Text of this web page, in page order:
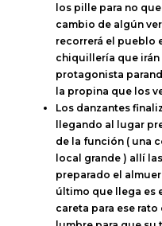
los pille para no
cambio de algún
recorrerá el pueblo
chiquillería que
protagonista
la propina que los
Los danzantes
llegando al lugar
de la función ( una
local grande ) allí
preparado el
último que llega es
careta para ese